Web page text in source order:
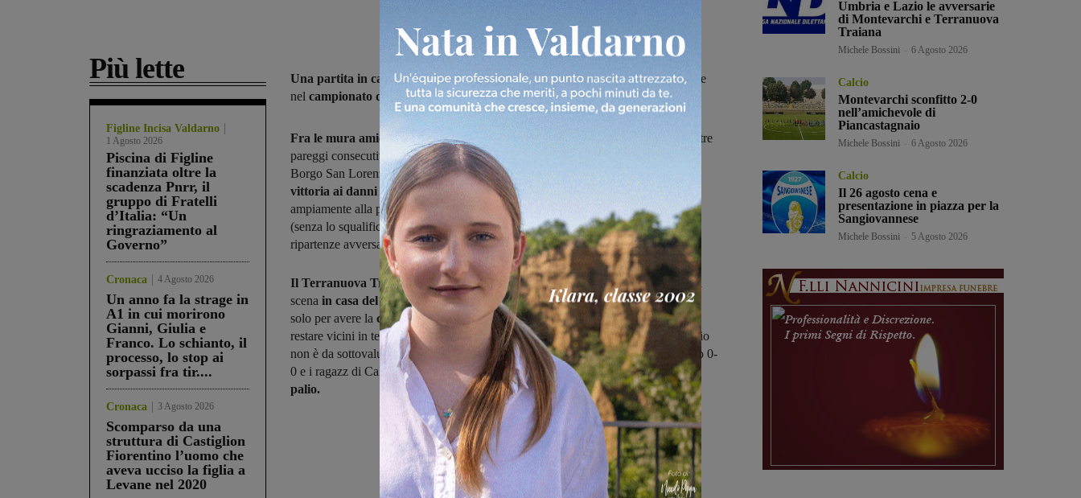
Più lette
Figline Incisa Valdarno
1 Agosto 2026
Piscina di Figline
finanziata oltre la
scadenza Pnrr, il
gruppo di Fratelli
d’Italia: “Un
ringraziamento al
Governo”
Cronaca 4 Agosto 2026
Un anno fa la strage in
A1 in cui morirono
Gianni, Giulia e
Franco. Lo schianto, il
processo, lo stop ai
sorpassi fra tir....
Cronaca 3 Agosto 2026
Scomparso da una
struttura di Castiglion
Fiorentino l’uomo che
aveva ucciso la figlia a
Levane nel 2020
Una partita in casa e una partita in trasfertaattendono le valdarnesi impegnate
nel campionato di Eccellenzagirone C.
Fra le mura amiche del “Goffredo Del Buffa” la capolista Figline,
reduce da tre
pareggi consecutivi e che ha visto domenica scorsa il suo vantaggio sulla Fortis
Borgo San Lorenzo ridursi da cinque a tre lunghezze, cercherà il
ritorno alla
vittoria ai danni del Firenze Ovest.Sulla carta quella fiorentina è una squadra
ampiamente alla portata e che in casa è riuscita a fare le cose migliori. I vadarnesi
(senza lo squalificato Privitera)dovranno fare la partita,stando attenti alle
ripartenze avversarie.
Il Terranuova Traiana, reduce dal pareggio interno con la Sinalunghese, sarà di
scena in casa del fanalino di coda Grassina.I valdarnesi vogliono vincere non
solo per avere la certezza di confermarsi nel lotto delle prime, ma anche per
restare vicini in termini di distacco. Di certo non sarà una partita facile, l’avversario
non è da sottovalutare anche perché all’andata riuscì a fermare i terranuovesi sullo 0-
0 e i ragazz di Calori dovranno dare il massimo perconquistare i tre punti in
palio.
Umbria e Lazio le avversarie
di Montevarchi e Terranuova
Traiana
Michele Bossini 6 Agosto 2026
Calcio
Montevarchi sconfitto 2-0
nell’amichevole di
Piancastagnaio
Michele Bossini 6 Agosto 2026
Calcio
Il 26 agosto cena e
presentazione in piazza per la
Sangiovannese
Michele Bossini 5 Agosto 2026